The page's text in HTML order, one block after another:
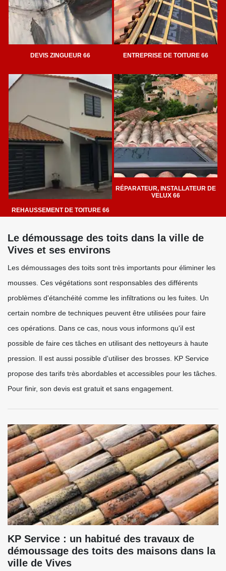
DEVIS ZINGUEUR 66 ENTREPRISE DE TOITURE 66
REHAUSSEMENT DE TOITURE 66
RÉPARATEUR, INSTALLATEUR DE
VELUX 66
Le démoussage des toits dans la ville de
Vives et ses environs
Les démoussages des toits sont très importants pour éliminer les
mousses. Ces végétations sont responsables des différents
problèmes d'étanchéité comme les infiltrations ou les fuites. Un
certain nombre de techniques peuvent être utilisées pour faire
ces opérations. Dans ce cas, nous vous informons qu'il est
possible de faire ces tâches en utilisant des nettoyeurs à haute
pression. Il est aussi possible d'utiliser des brosses. KP Service
propose des tarifs très abordables et accessibles pour les tâches.
Pour finir, son devis est gratuit et sans engagement.
KP Service : un habitué des travaux de
démoussage des toits des maisons dans la
ville de Vives